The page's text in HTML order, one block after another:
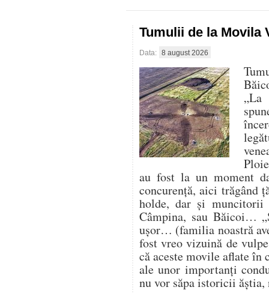
Tumulii de la
Data: 8 august 2026
au fost la un moment
concurență, aici trăgând
holde, dar și muncitorii
Câmpina, sau Băicoi…
ușor… (familia noastră
fost vreo vizuină de
că aceste movile aflate
ale unor importanți
nu vor săpa istoricii